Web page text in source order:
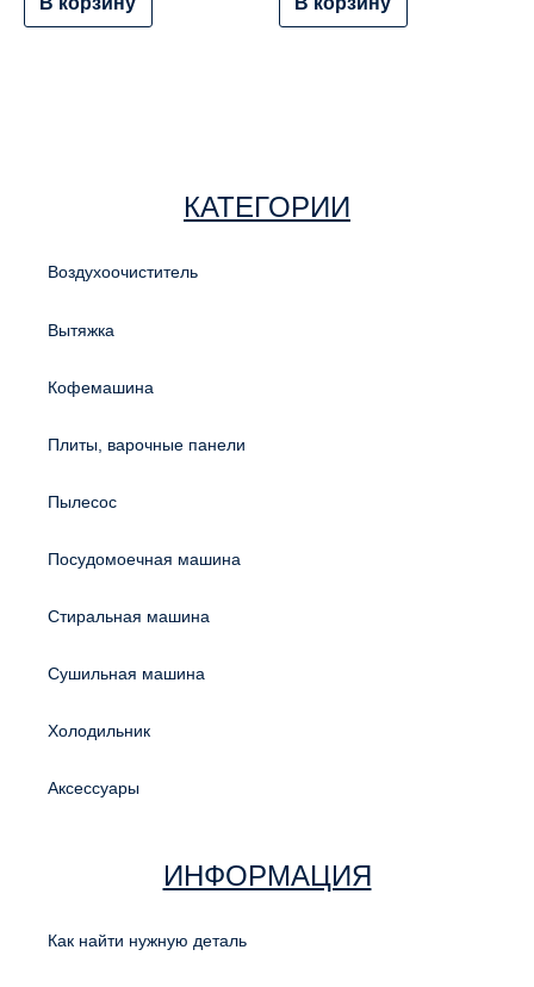
КАТЕГОРИИ
Воздухоочиститель
Вытяжка
Кофемашина
Плиты, варочные панели
Пылесос
Посудомоечная машина
Стиральная машина
Сушильная машина
Холодильник
Аксессуары
ИНФОРМАЦИЯ
Как найти нужную деталь